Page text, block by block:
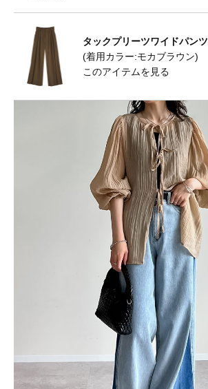
タックプリーツワイドパンツ
(着用カラー:モカブラウン)
このアイテムを見る